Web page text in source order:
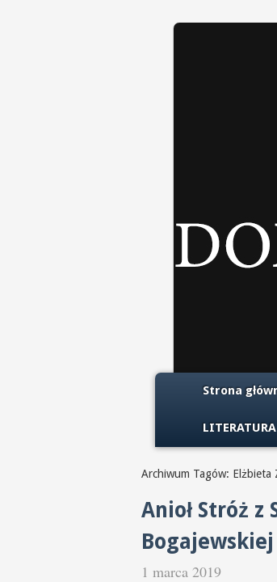
Strona
LITERATURA
Archiwum Tagów: Elżbieta
Anioł Stróż z
Bogajewskiej
1 marca 2019